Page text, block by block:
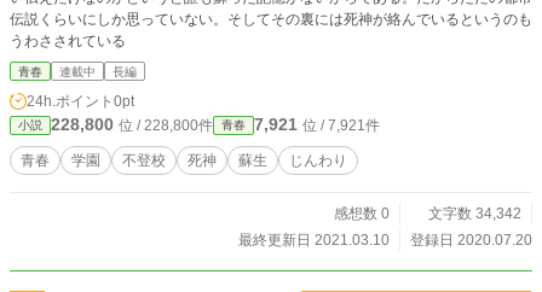
伝説くらいにしか思っていない。そしてその裏には死神が絡んでいるというのも
うわさされている
青春 連載中 長編
24h.ポイント 0pt
小説 228,800 位 / 228,800件 青春 7,921 位 / 7,921件
青春 学園 不登校 死神 蘇生 じんわり
感想数 0
文字数 34,342
最終更新日 2021.03.10
登録日 2020.07.20